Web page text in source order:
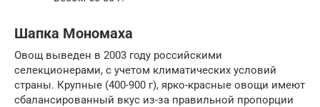
Шапка Мономаха
Овощ выведен в 2003 году российскими
селекционерами, с учетом климатических условий
страны. Крупные (400-900 г), ярко-красные овощи имеют
сбалансированный вкус из-за правильной пропорции